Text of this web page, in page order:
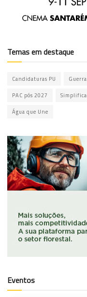
Temas em destaque
Candidaturas PU
PAC pós 2027
Água que Une
Eventos